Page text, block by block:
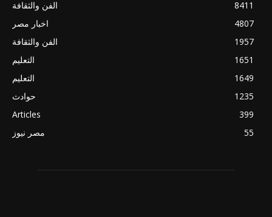
الفن والثقافة
8411
اخبار مصر
4807
الفن والثقافة
1957
التعليم
1651
التعليم
1649
حوادث
1235
Articles
399
مصر نيوز
55